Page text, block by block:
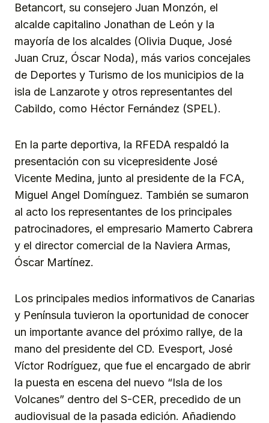
Betancort, su consejero Juan Monzón, el
alcalde capitalino Jonathan de León y la
mayoría de los alcaldes (Olivia Duque, José
Juan Cruz, Óscar Noda), más varios concejales
de Deportes y Turismo de los municipios de la
isla de Lanzarote y otros representantes del
Cabildo, como Héctor Fernández (SPEL).
En la parte deportiva, la RFEDA respaldó la
presentación con su vicepresidente José
Vicente Medina, junto al presidente de la FCA,
Miguel Angel Domínguez. También se sumaron
al acto los representantes de los principales
patrocinadores, el empresario Mamerto Cabrera
y el director comercial de la Naviera Armas,
Óscar Martínez.
Los principales medios informativos de Canarias
y Península tuvieron la oportunidad de conocer
un importante avance del próximo rallye, de la
mano del presidente del CD. Evesport, José
Víctor Rodríguez, que fue el encargado de abrir
la puesta en escena del nuevo “Isla de los
Volcanes” dentro del S-CER, precedido de un
audiovisual de la pasada edición. Añadiendo